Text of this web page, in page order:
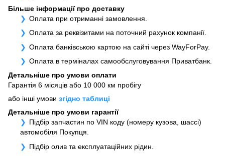
Більше інформації про доставку
Оплата при отриманні замовлення.
Оплата за реквізитами на поточний рахунок компанії.
Оплата банківською картою на сайті через WayForPay.
Оплата в терміналах самообслуговування Приватбанк.
Детальніше про умови оплати
Гарантія 6 місяців або 10 000 км пробігу
або інші умови згідно таблиці
Детальніше про умови гарантії
Підбір запчастин по VIN коду (номеру кузова, шассі)
автомобіля Покупця.
Підбір олив та експлуатаційних рідин.